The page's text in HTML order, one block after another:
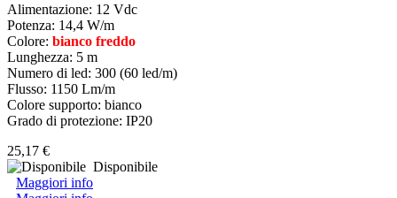
Alimentazione: 12 Vdc
Potenza: 14,4 W/m
Colore: bianco freddo
Lunghezza: 5 m
Numero di led: 300 (60 led/m)
Flusso: 1150 Lm/m
Colore supporto: bianco
Grado di protezione: IP20
25,17 €
Disponibile
Maggiori info